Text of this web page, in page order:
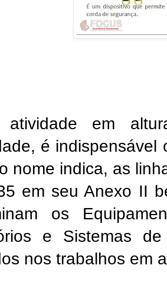
em
é
nome indica, as
em seu Anexo II
os
e Sistemas
nos trabalhos em